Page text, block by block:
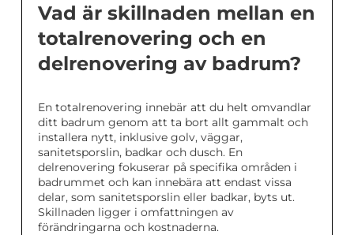
Vad är skillnaden mellan en
totalrenovering och en
delrenovering av badrum?
En totalrenovering innebär att du helt omvandlar
ditt badrum genom att ta bort allt gammalt och
installera nytt, inklusive golv, väggar,
sanitetsporslin, badkar och dusch. En
delrenovering fokuserar på specifika områden i
badrummet och kan innebära att endast vissa
delar, som sanitetsporslin eller badkar, byts ut.
Skillnaden ligger i omfattningen av
förändringarna och kostnaderna.